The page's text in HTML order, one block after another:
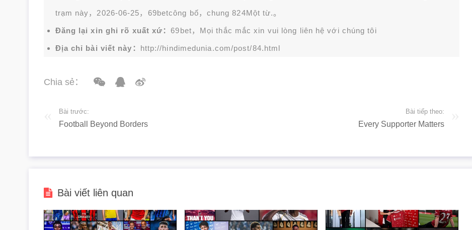
trạm này，2026-06-25， 69betcông bố，chung 824Một từ.。
Đăng lại xin ghi rõ xuất xứ：69bet，Mọi thắc mắc xin vui lòng liên hệ với chúng tôi
Địa chỉ bài viết này： http://hindimedunia.com/post/84.html
Chia sẻ：
Bài trước:
Football Beyond Borders
Bài tiếp theo:
Every Supporter Matters
Bài viết liên quan